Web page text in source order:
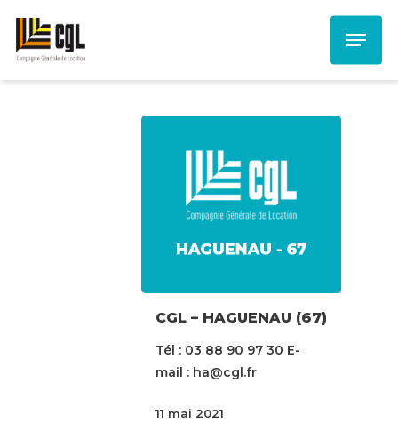
main
content
Menu
CGL – HAGUENAU (67)
Tél : 03 88 90 97 30 E-
mail : ha@cgl.fr
11 mai 2021